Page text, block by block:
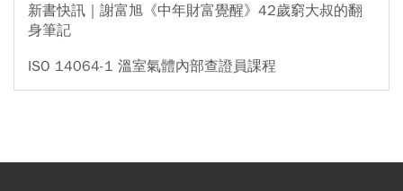
新書快訊｜謝富旭《中年財富覺醒》42歲窮大叔的翻
身筆記
ISO 14064-1 溫室氣體內部查證員課程